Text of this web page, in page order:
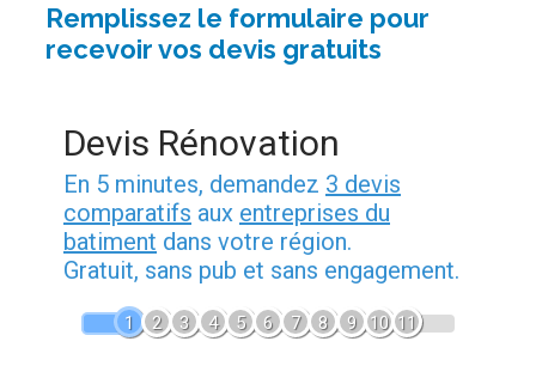
Remplissez le formulaire pour
recevoir vos devis gratuits
Devis Rénovation
En 5 minutes, demandez 3 devis
comparatifs aux entreprises du
batiment dans votre région.
Gratuit, sans pub et sans engagement.
1 2 3 4 5 6 7 8 9 10 11